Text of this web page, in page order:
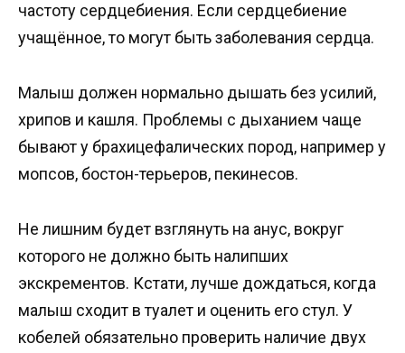
частоту сердцебиения. Если сердцебиение
учащённое, то могут быть заболевания сердца.
Малыш должен нормально дышать без усилий,
хрипов и кашля. Проблемы с дыханием чаще
бывают у брахицефалических пород, например у
мопсов, бостон-терьеров, пекинесов.
Не лишним будет взглянуть на анус, вокруг
которого не должно быть налипших
экскрементов. Кстати, лучше дождаться, когда
малыш сходит в туалет и оценить его стул. У
кобелей обязательно проверить наличие двух